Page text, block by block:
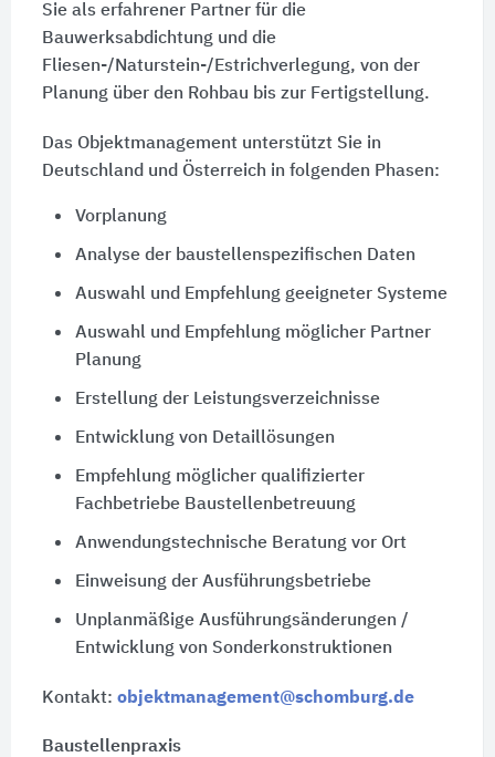
Sie als erfahrener Partner für die
Bauwerksabdichtung und die
Fliesen-/Naturstein-/Estrichverlegung, von der
Planung über den Rohbau bis zur Fertigstellung.
Das Objektmanagement unterstützt Sie in
Deutschland und Österreich in folgenden Phasen:
Vorplanung
Analyse der baustellenspezifischen Daten
Auswahl und Empfehlung geeigneter Systeme
Auswahl und Empfehlung möglicher Partner
Planung
Erstellung der Leistungsverzeichnisse
Entwicklung von Detaillösungen
Empfehlung möglicher qualifizierter
Fachbetriebe Baustellenbetreuung
Anwendungstechnische Beratung vor Ort
Einweisung der Ausführungsbetriebe
Unplanmäßige Ausführungsänderungen /
Entwicklung von Sonderkonstruktionen
Kontakt: objektmanagement@schomburg.de
Baustellenpraxis